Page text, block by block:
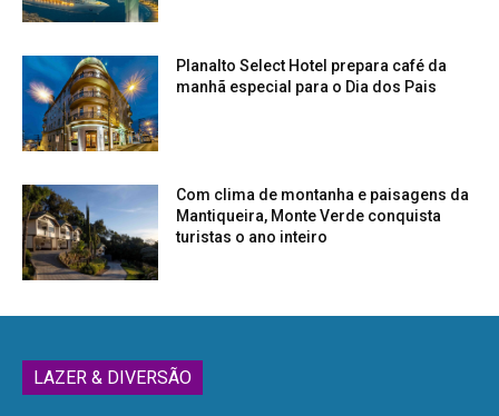
Planalto Select Hotel prepara café da
manhã especial para o Dia dos Pais
Com clima de montanha e paisagens da
Mantiqueira, Monte Verde conquista
turistas o ano inteiro
LAZER & DIVERSÃO